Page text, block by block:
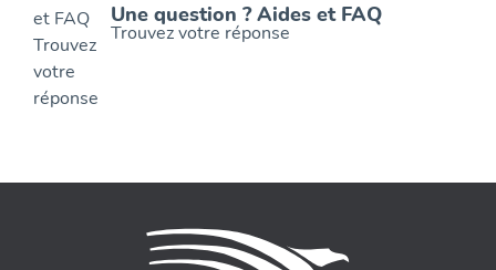
Une question ? Aides et FAQ
Trouvez votre réponse